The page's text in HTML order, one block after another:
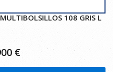
108 GRIS L
€